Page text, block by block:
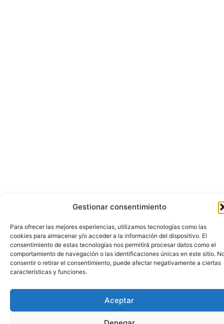
Gestionar consentimiento
Para ofrecer las mejores experiencias, utilizamos tecnologías como las
cookies para almacenar y/o acceder a la información del dispositivo. El
consentimiento de estas tecnologías nos permitirá procesar datos como el
comportamiento de navegación o las identificaciones únicas en este sitio.
consentir o retirar el consentimiento, puede afectar negativamente a ciertas
características y funciones.
Aceptar